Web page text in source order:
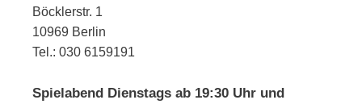
Böcklerstr. 1
10969 Berlin
Tel.: 030 6159191
Spielabend Dienstags ab 19:30 Uhr und